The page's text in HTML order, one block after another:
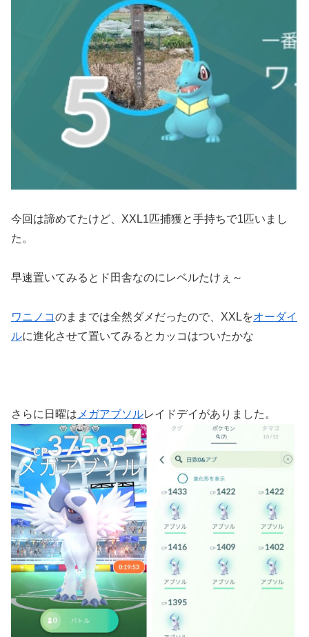
今回は諦めてたけど、XXL1匹捕獲と手持ちで1匹いまし
た。
早速置いてみるとド田舎なのにレベルたけぇ～
ワニノコのままでは全然ダメだったので、XXLをオーダイ
ルに進化させて置いてみるとカッコはついたかな
さらに日曜は メガアブソルレイドデイがありました。